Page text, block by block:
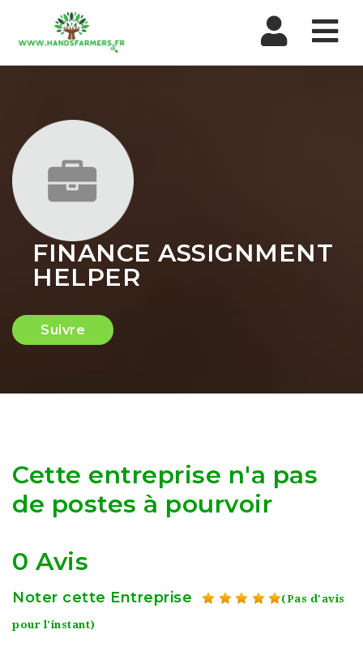
FINANCE ASSIGNMENT
HELPER
Suivre
Cette entreprise n'a pas
de postes à pourvoir
0 Avis
Noter cette Entreprise (Pas d'avis
pour l'instant)